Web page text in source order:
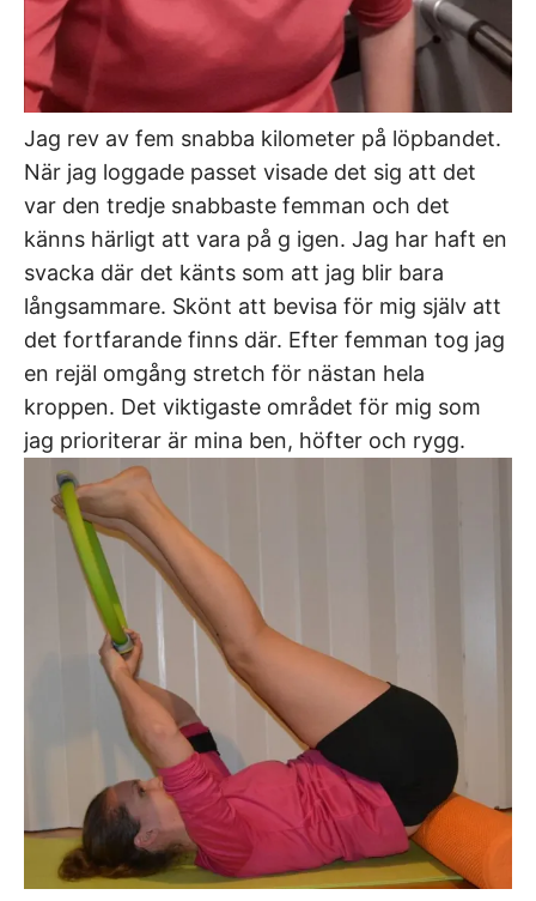
Jag rev av fem snabba kilometer på löpbandet.
När jag loggade passet visade det sig att det
var den tredje snabbaste femman och det
känns härligt att vara på g igen. Jag har haft en
svacka där det känts som att jag blir bara
långsammare. Skönt att bevisa för mig själv att
det fortfarande finns där. Efter femman tog jag
en rejäl omgång stretch för nästan hela
kroppen. Det viktigaste området för mig som
jag prioriterar är mina ben, höfter och rygg.